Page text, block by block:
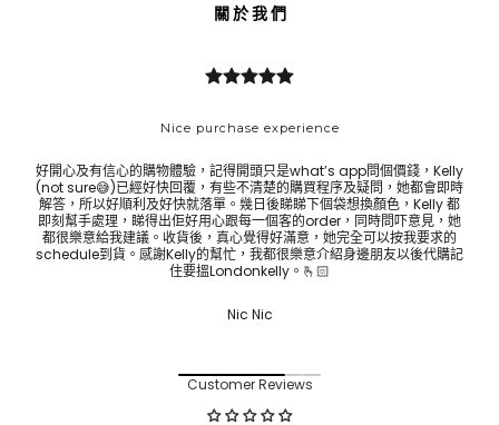
關 於 我 們
Nice purchase experience
好開心及有信心的購物體驗，記得開頭只是what’s app問個價錢，Kelly
(not sure😅)已經好快回覆，有些不清楚的購買程序及疑問，她都會即時
解答，所以好順利及好快就落單。幾日後睇睇下個袋想換顏色，Kelly 都
即刻幫手處理，睇得出佢好用心跟每一個客的order，同時問吓意見，她
都很樂意給我建議。收貨後，真心覺得好滿意，她完全可以按我要求的
schedule到貨。感謝Kelly的幫忙，我都很樂意介紹身邊朋友以後代購記
住要搵Londonkelly。🫰🏻
Nic Nic
Customer Reviews